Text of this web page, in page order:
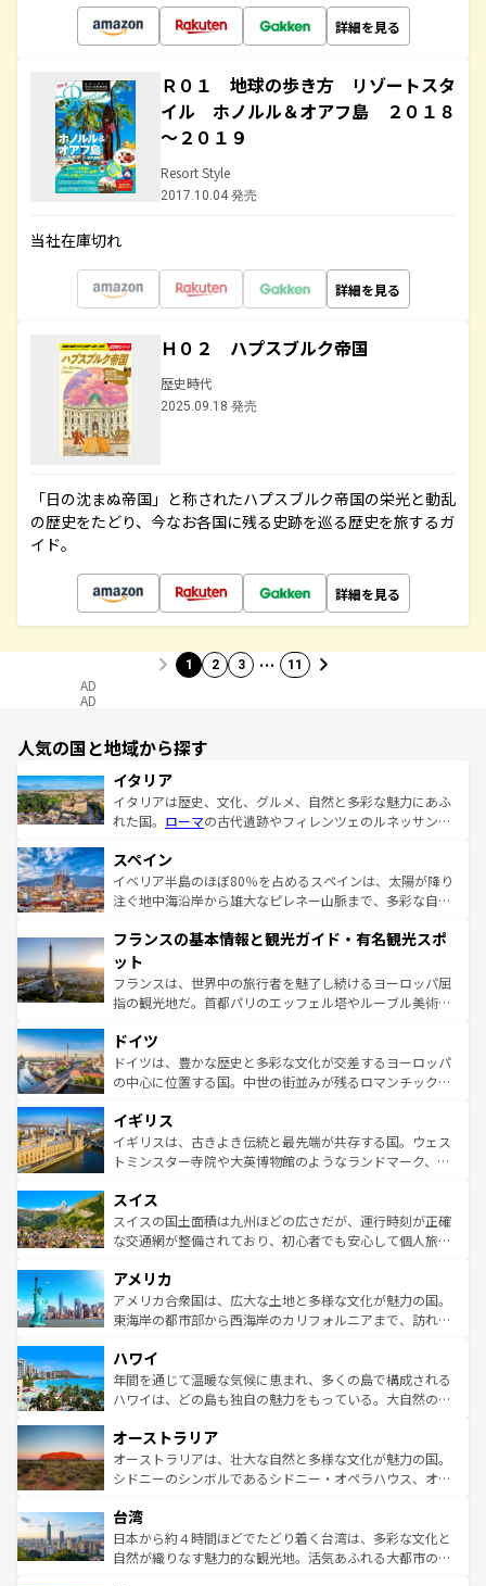
詳細を見る
Ｒ０１ 地球の歩き方 リゾートスタ
イル ホノルル＆オアフ島 ２０１８
～２０１９
Resort Style
2017.10.04 発売
当社在庫切れ
詳細を見る
Ｈ０２ ハプスブルク帝国
歴史時代
2025.09.18 発売
「日の沈まぬ帝国」と称されたハプスブルク帝国の栄光と動乱
の歴史をたどり、今なお各国に残る史跡を巡る歴史を旅するガ
イド。
詳細を見る
1 2 3 … 11
AD
AD
人気の国と地域から探す
イタリア
イタリアは歴史、文化、グルメ、自然と多彩な魅力にあふ
れた国。 ローマの古代遺跡やフィレンツェのルネッサンス
ろん、トスカーナの美しい田園風景やアマルフィ海岸の絶
景など、自然景観も見逃せない。観光の合間には、本場の
ピザやパスタなど、絶品のイタリア料理を堪能することも
ませてくれるイタリアで、忘れられない旅をしてみよう！
なお、新着のイタリア情報は
しい。
スペイン
イベリア半島のほぼ80％を占めるスペインは、太陽が降り
注ぐ地中海沿岸から雄大なピレネー山脈まで、多彩な自然
文化が根付くこの国では、情熱的なフラメンコ、熱気あふ
れる闘牛、そして美味しいタパスが生活の一部となってい
る。首都マドリードの洗練された雰囲気や、バルセロナの
アートに溢れた街角から、地方では古代ローマ遺跡や中世
せる。地方によって風土や気候が異なるスペインはその個
性で訪れる人を魅了する。 なお、新着のスペイン情報は コ
ンテンツ一覧を参照してほしい。
フランスの基本情報と観光ガイド・有名観光スポ
ット
フランスは、世界中の旅行者を魅了し続けるヨーロッパ屈
指の観光地だ。首都パリのエッフェル塔やルーブル美術館
で、幅広い魅力が詰まっている。華麗な宮殿、歴史的な大
聖堂、美しいビーチ、そして豊かな自然が、訪れる者を心
から魅了する。また、フランスは美食の国としても知ら
いる。シャンパンの発祥地であるランス、プロヴァンスの
香り高いラベンダー畑など、多彩な楽しみ方が可能だ。さ
らに、パリ以外の地域にも魅力が溢れており、どの街角に
れる地方に足を運ぶとそれぞれで全く異なる文化を体験で
きるだろう。 なお、新着のフランス情報はコンテンツ一覧
を参照してほしい。
ドイツ
ドイツは、豊かな歴史と多彩な文化が交差するヨーロッパ
の中心に位置する国。中世の街並みが残るロマンチック街
顔を持つこの国は、どこを歩いても飽きることがない。ベ
ルリンの文化的活気、バイエルン州のアルプスの絶景、そ
してライン川沿いのワイン畑といった風景は必見。ビール
は、お酒好きな人にはぜひ体験してほしい。 なお、新着の
ドイツ情報はコンテンツ一覧を参照してほしい。
イギリス
イギリスは、古きよき伝統と最先端が共存する国。ウェス
トミンスター寺院や大英博物館のようなランドマーク、歴
リアごとに異なる魅力がある。また、優雅なアフタヌーン
ティー、ビール好きにはたまらない英国パブ、サッカー観
戦など、本場だからこそできる体験も豊富。イギリスを旅
ンツ一覧を参照してほしい。
スイス
スイスの国土面積は九州ほどの広さだが、運行時刻が正確
な交通網が整備されており、初心者でも安心して個人旅行
の建物がそのまま残る町や、スイスならではのユニークな
博物館もあり、アルプス観光だけでなく町歩きも満喫する
ことができる。国民の所得が高いため物価も高いが、旅行
ば市内交通費無料で観光を楽しむこともできる。 なお、新
着のスイス情報はコンテンツ一覧 を参照してほしい。
アメリカ
アメリカ合衆国は、広大な土地と多様な文化が魅力の国。
東海岸の都市部から西海岸のカリフォルニアまで、訪れる
のような巨大都市は、観光、ショッピング、エンターテイ
ンメントが詰まった刺激的なスポットだ。一方、アメリカ
西部には大自然が広がり、グランドキャニオンやイエロー
部のニューオーリンズでは、音楽と美食が融合した独特の
文化が魅力。旅行者はアメリカの各地域で異なる魅力を楽
しみながら、その多様性と豊かな歴史を感じることができ
ならではの贅沢な旅のスタイルだ。 なお、新着のアメリカ
情報はコンテンツ一覧を参照してほしい。
ハワイ
年間を通じて温暖な気候に恵まれ、多くの島で構成される
ハワイは、どの島も独自の魅力をもっている。大自然の神
ワイ島は見逃せない。また、定番の観光地といえばオアフ
島だが、静かな自然を求めるならマウイ島やカウアイ島が
おすすめ。エメラルドグリーンに輝く海をはじめ、豊かな
れるおもてなしの心で訪れる人々を迎えてくれるハワイの
人々、おいしいローカルフードやハワイアンミュージッ
ク、伝統的なフラダンスなど、すべてがハワイの魅力を彩
オーストラリア
オーストラリアは、壮大な自然と多様な文化が魅力の国。
シドニーのシンボルであるシドニー・オペラハウス、オー
リアリーフや大陸中央部にそびえるウルル（エアーズロッ
ク）、タスマニアの美しい原生林やケアンズの熱帯雨林な
ど、見どころがたくさん。また、カフェやワイン、オージ
台湾
日本から約４時間ほどでたどり着く台湾は、多彩な文化と
自然が織りなす魅力的な観光地。活気あふれる大都市の台